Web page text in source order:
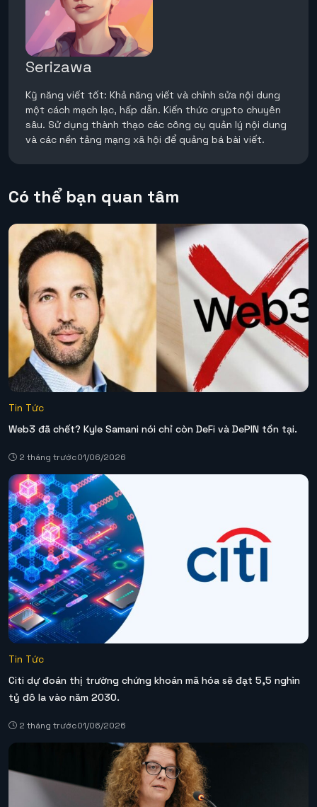
Serizawa
Kỹ năng viết tốt: Khả năng viết và chỉnh sửa nội dung
một cách mạch lạc, hấp dẫn. Kiến thức crypto chuyên
sâu. Sử dụng thành thạo các công cụ quản lý nội dung
và các nền tảng mạng xã hội để quảng bá bài viết.
Có thể bạn quan tâm
Tin Tức
Web3 đã chết? Kyle Samani nói chỉ còn DeFi và DePIN tồn tại.
2 tháng trước01/06/2026
Tin Tức
Citi dự đoán thị trường chứng khoán mã hóa sẽ đạt 5,5 nghìn
tỷ đô la vào năm 2030.
2 tháng trước01/06/2026